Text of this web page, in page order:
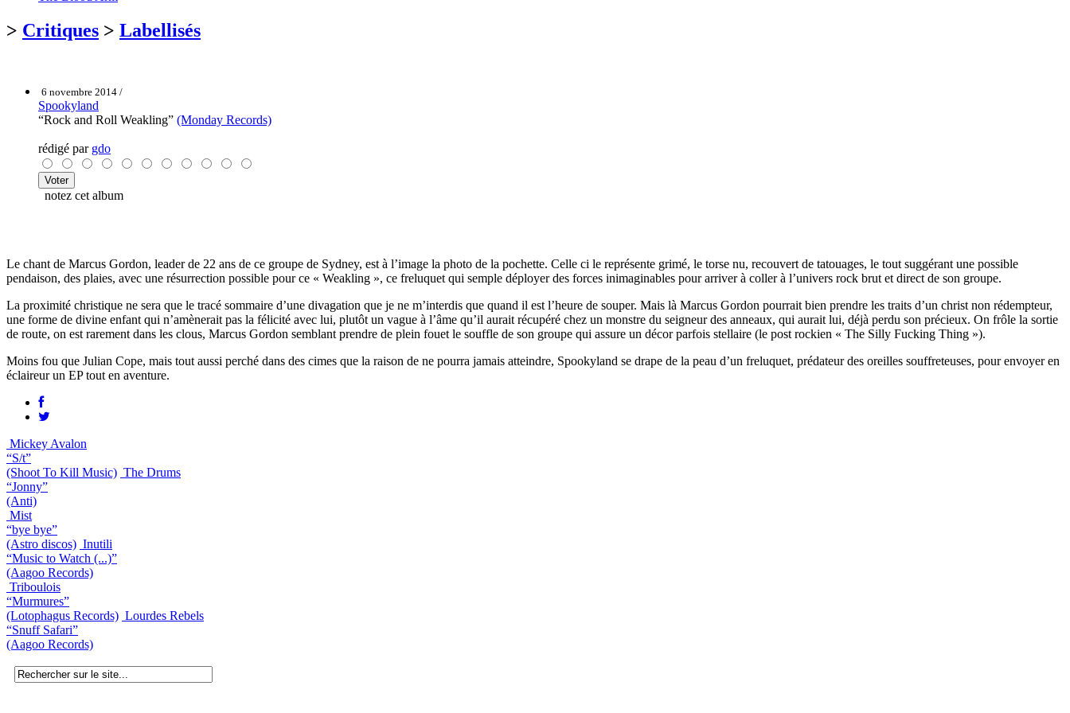
> Critiques > Labellisés
6 novembre 2014 /
Spookyland
“Rock and Roll Weakling” (Monday Records)
rédigé par gdo
notez cet album
Le chant de Marcus Gordon, leader de 22 ans de ce groupe de Sydney, est à l’image la photo de la pochette. Celle ci le représente grimé, le torse nu, recouvert de tatouages, le tout suggérant une possible
pendaison, des plaies, avec une résurrection possible pour ce « Weakling », ce freluquet qui semple déployer des forces inimaginables pour arriver à coller à l’univers rock brut et direct de son groupe.
La proximité christique ne sera que le tracé sommaire d’une divagation que je ne m’interdis que quand il est l’heure de souper. Mais là Marcus Gordon pourrait bien prendre les traits d’un christ non rédempteur,
une forme de divine enfant qui n’amènerait pas la félicité avec lui, plutôt un vague à l’âme qu’il aurait récupéré chez un monstre du seigneur des anneaux, qui aurait lui, déjà perdu son précieux. On frôle la sortie
de route, on est rarement dans les clous, Marcus Gordon semblant prendre de plein fouet le souffle de son groupe qui assure un décor parfois stellaire (le post rockien « The Silly Fucking Thing »).
Moins fou que Julian Cope, mais tout aussi perché dans des cimes que la raison de ne pourra jamais atteindre, Spookyland se drape de la peau d’un freluquet, prédateur des oreilles souffreteuses, pour envoyer en
éclaireur un EP tout en aventure.
Mickey Avalon
“S/t”
(Shoot To Kill Music) The Drums
“Jonny”
(Anti)
Mist
“bye bye”
(Astro discos) Inutili
“Music to Watch (...)”
(Aagoo Records)
Triboulois
“Murmures”
(Lotophagus Records) Lourdes Rebels
“Snuff Safari”
(Aagoo Records)